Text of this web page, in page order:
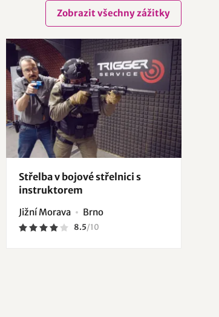
Zobrazit všechny zážitky
Střelba v bojové střelnici s
instruktorem
Jižní Morava Brno
8.5/10